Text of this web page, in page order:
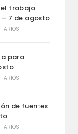
el trabajo
7 de agosto
para
de fuentes